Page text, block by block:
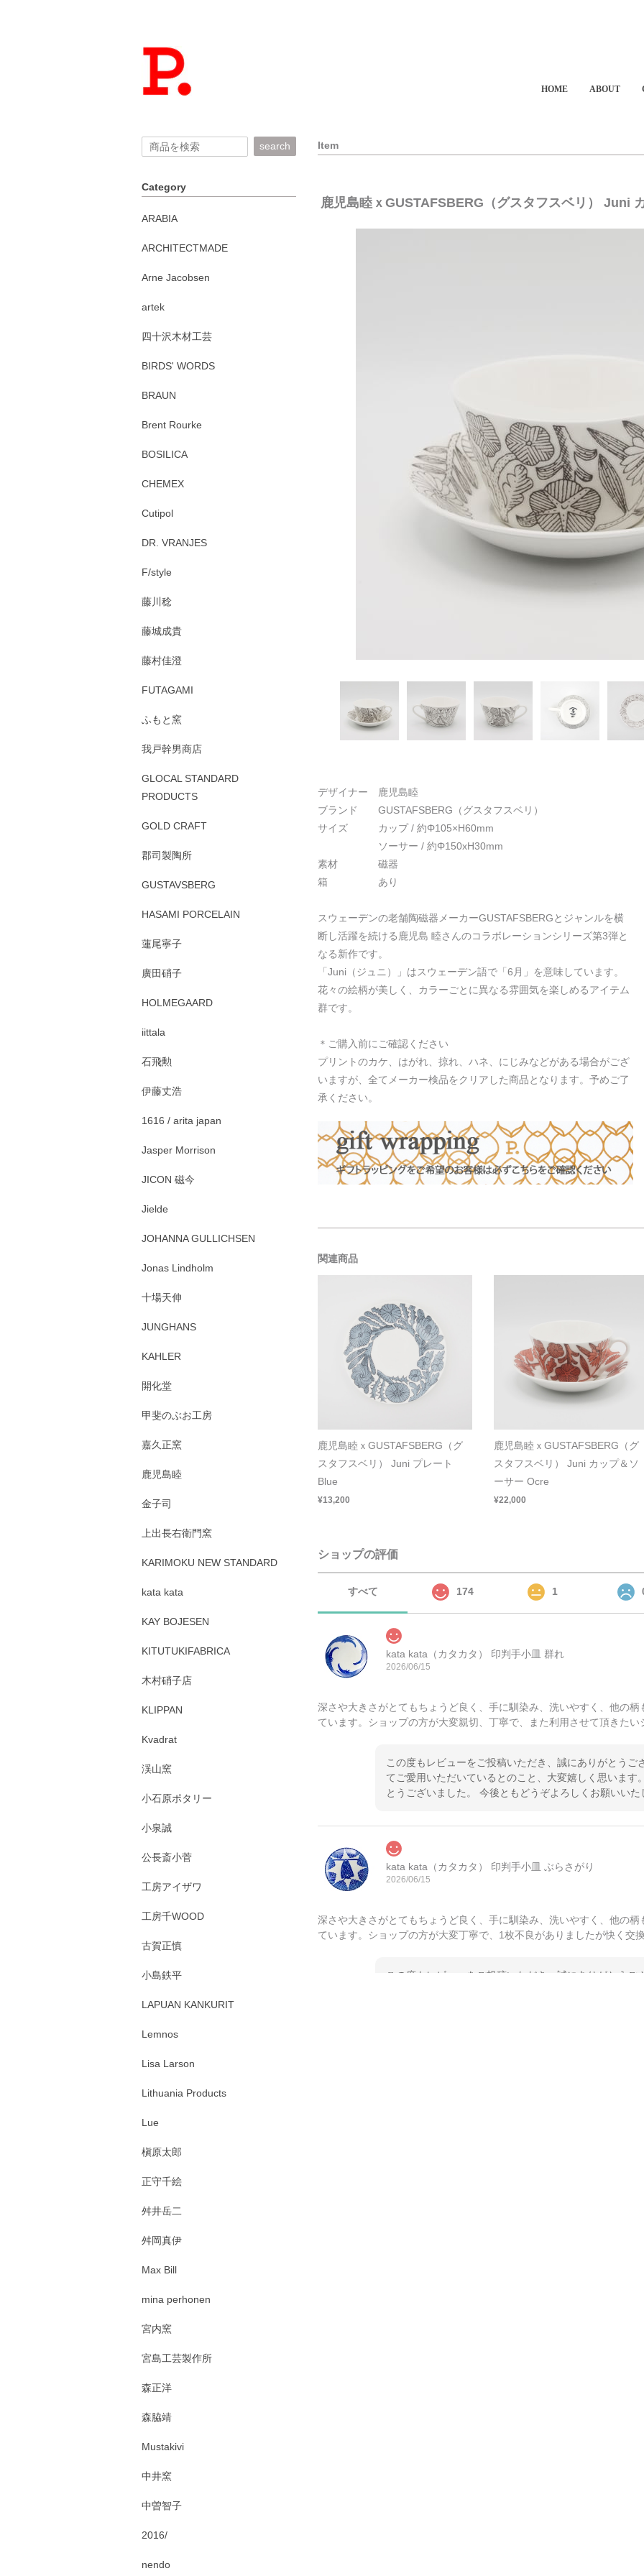
HOME ABOUT
Item
鹿児島睦ｘGUSTAFSBERG（グスタフスベリ） Juni
デザイナー 鹿児島睦
ブランド GUSTAFSBERG（グスタフスベリ）
サイズ カップ / 約Φ105×H60mm
ソーサー / 約Φ150xH30mm
素材 磁器
箱 あり
スウェーデンの老舗陶磁器メーカーGUSTAFSBERGとジャンルを横
断し活躍を続ける鹿児島 睦さんのコラボレーションシリーズ第3弾と
なる新作です。
「Juni（ジュニ）」はスウェーデン語で「6月」を意味しています。
花々の絵柄が美しく、カラーごとに異なる雰囲気を楽しめるアイテム
群です。
＊ご購入前にご確認ください
プリントのカケ、はがれ、掠れ、ハネ、にじみなどがある場合がござ
いますが、全てメーカー検品をクリアした商品となります。予めご了
承ください。
関連商品
鹿児島睦ｘGUSTAFSBERG（グ
スタフスベリ） Juni プレート
Blue
¥13,200
鹿児島睦ｘGUSTAFSBERG（グ
スタフスベリ） Juni カップ＆ソ
ーサー Ocre
¥22,000
ショップの評価
すべて 174 1
kata kata（カタカタ） 印判手小皿 群れ
2026/06/15
深さや大きさがとてもちょうど良く、手に馴染み、洗いやすく、他の
ています。ショップの方が大変親切、丁寧で、また利用させて頂きたい
この度もレビューをご投稿いただき、誠にありがとうご
てご愛用いただいているとのこと、大変嬉しく思います
とうございました。 今後ともどうぞよろしくお願いいた
kata kata（カタカタ） 印判手小皿 ぶらさがり
2026/06/15
深さや大きさがとてもちょうど良く、手に馴染み、洗いやすく、他の
ています。ショップの方が大変丁寧で、1枚不良がありましたが快く交
この度もレビューをご投稿いただき、誠にありがとう
search
Category
ARABIA
ARCHITECTMADE
Arne Jacobsen
artek
四十沢木材工芸
BIRDS' WORDS
BRAUN
Brent Rourke
BOSILICA
CHEMEX
Cutipol
DR. VRANJES
F/style
藤川稔
藤城成貴
藤村佳澄
FUTAGAMI
ふもと窯
我戸幹男商店
GLOCAL STANDARD
PRODUCTS
GOLD CRAFT
郡司製陶所
GUSTAVSBERG
HASAMI PORCELAIN
蓮尾寧子
廣田硝子
HOLMEGAARD
iittala
石飛勲
伊藤丈浩
1616 / arita japan
Jasper Morrison
JICON 磁今
Jielde
JOHANNA GULLICHSEN
Jonas Lindholm
十場天伸
JUNGHANS
KAHLER
開化堂
甲斐のぶお工房
嘉久正窯
鹿児島睦
金子司
上出長右衛門窯
KARIMOKU NEW STANDARD
kata kata
KAY BOJESEN
KITUTUKIFABRICA
木村硝子店
KLIPPAN
Kvadrat
渓山窯
小石原ポタリー
小泉誠
公長斎小菅
工房アイザワ
工房千WOOD
古賀正慎
小島鉄平
LAPUAN KANKURIT
Lemnos
Lisa Larson
Lithuania Products
Lue
槇原太郎
正守千絵
舛井岳二
舛岡真伊
Max Bill
mina perhonen
宮内窯
宮島工芸製作所
森正洋
森脇靖
Mustakivi
中井窯
中曽智子
2016/
nendo